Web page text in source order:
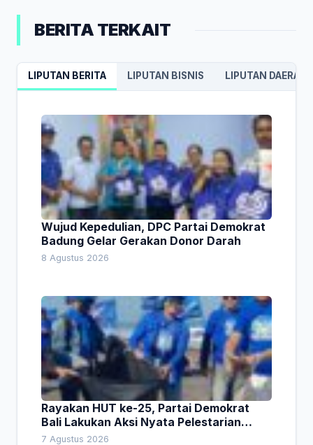
BERITA TERKAIT
LIPUTAN BERITA LIPUTAN BISNIS LIPUTAN DAERAH
Wujud Kepedulian, DPC Partai Demokrat
Badung Gelar Gerakan Donor Darah
8 Agustus 2026
Rayakan HUT ke-25, Partai Demokrat
Bali Lakukan Aksi Nyata Pelestarian
Lingkungan
7 Agustus 2026